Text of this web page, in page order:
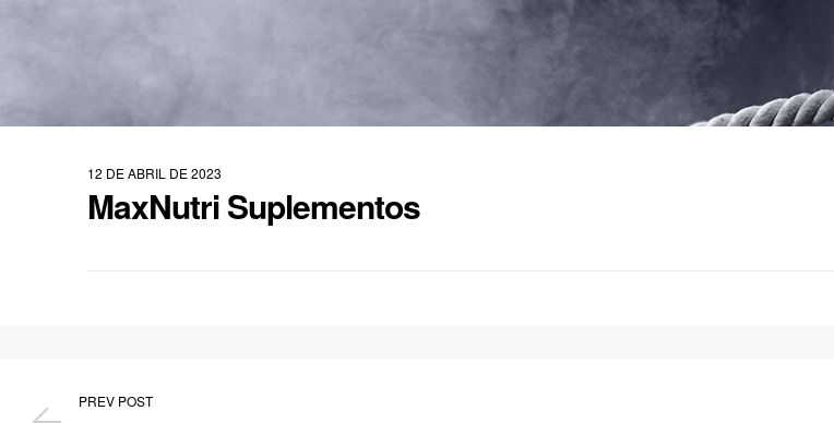
12 DE ABRIL DE 2023
MaxNutri Suplementos
PREV POST